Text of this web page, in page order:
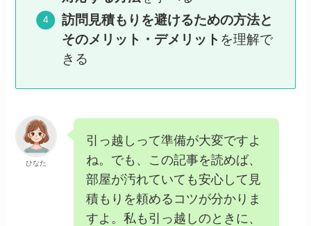
訪問見積もりを避けるための方法と
そのメリット・デメリット を理解で
きる
ひなた
引っ越しって準備が大変ですよ
ね。でも、この記事を読めば、
部屋が汚れていても安心して見
積もりを頼めるコツが分かりま
すよ。私も引っ越しのときに、